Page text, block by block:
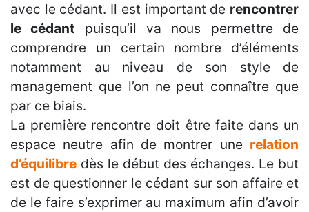
avec le cédant. Il est important de rencontrer
le cédant puisqu’il va nous permettre de
comprendre un certain nombre d’éléments
notamment au niveau de son style de
management que l’on ne peut connaître que
par ce biais.
La première rencontre doit être faite dans un
espace neutre afin de montrer une relation
d’équilibre dès le début des échanges. Le but
est de questionner le cédant sur son affaire et
de le faire s’exprimer au maximum afin d’avoir